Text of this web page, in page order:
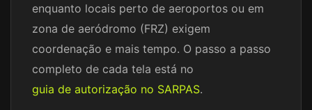
enquanto locais perto de aeroportos ou em
zona de aeródromo (FRZ) exigem
coordenação e mais tempo. O passo a passo
completo de cada tela está no
guia de autorização no SARPAS.